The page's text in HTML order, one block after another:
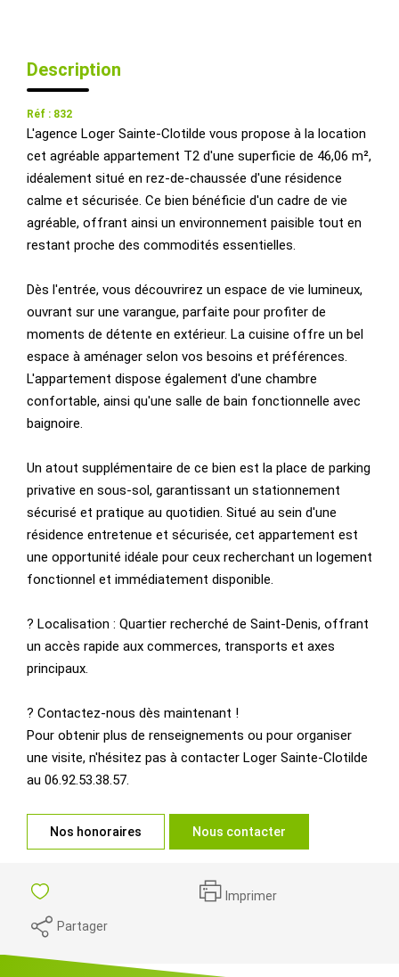
Description
Réf : 832
L'agence Loger Sainte-Clotilde vous propose à la location
cet agréable appartement T2 d'une superficie de 46,06 m²,
idéalement situé en rez-de-chaussée d'une résidence
calme et sécurisée. Ce bien bénéficie d'un cadre de vie
agréable, offrant ainsi un environnement paisible tout en
restant proche des commodités essentielles.
Dès l'entrée, vous découvrirez un espace de vie lumineux,
ouvrant sur une varangue, parfaite pour profiter de
moments de détente en extérieur. La cuisine offre un bel
espace à aménager selon vos besoins et préférences.
L'appartement dispose également d'une chambre
confortable, ainsi qu'une salle de bain fonctionnelle avec
baignoire.
Un atout supplémentaire de ce bien est la place de parking
privative en sous-sol, garantissant un stationnement
sécurisé et pratique au quotidien. Situé au sein d'une
résidence entretenue et sécurisée, cet appartement est
une opportunité idéale pour ceux recherchant un logement
fonctionnel et immédiatement disponible.
? Localisation : Quartier recherché de Saint-Denis, offrant
un accès rapide aux commerces, transports et axes
principaux.
? Contactez-nous dès maintenant !
Pour obtenir plus de renseignements ou pour organiser
une visite, n'hésitez pas à contacter Loger Sainte-Clotilde
au 06.92.53.38.57.
Nos honoraires Nous contacter
Imprimer
Partager